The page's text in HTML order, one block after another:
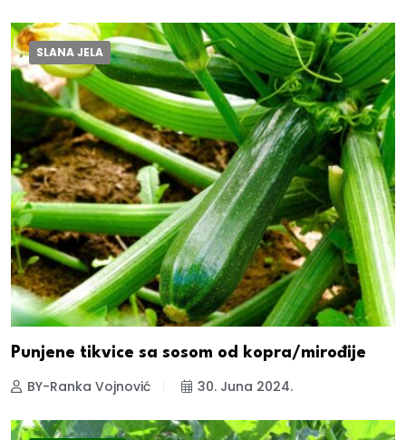
SLANA JELA
Punjene tikvice sa sosom od kopra/mirođije
BY-Ranka Vojnović 30. Juna 2024.